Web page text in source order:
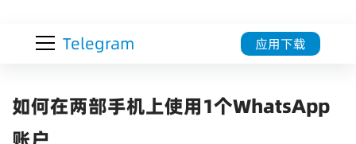
Telegram 应用下载
如何在两部手机上使用1个WhatsApp